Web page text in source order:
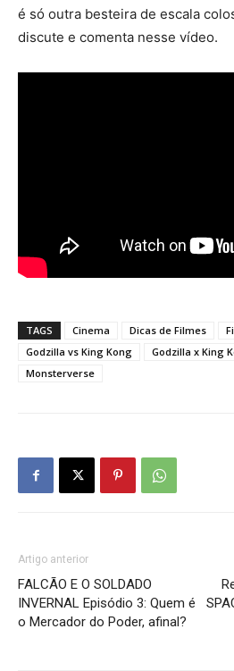
é só outra besteira de escala
discute e comenta nesse vídeo.
TAGS Cinema Dicas de Filmes
Godzilla vs King Kong
Godzilla x King
Monsterverse
Artigo anterior
FALCÃO E O SOLDADO
INVERNAL Episódio 3: Quem é
o Mercador do Poder, afinal?